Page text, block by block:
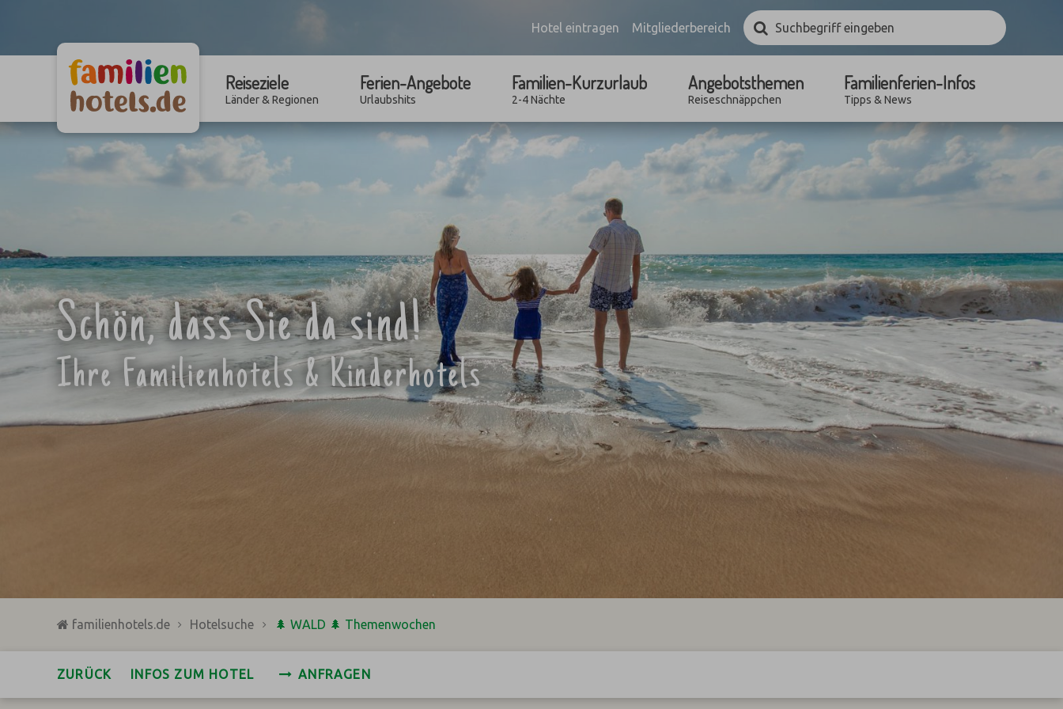
Hotel eintragen Mitgliederbereich
Suchbegriff
eingebenSuchen
Reiseziele
Länder & Regionen
Ferien-Angebote
Urlaubshits
Familien-Kurzurlaub
2-4 Nächte
Angebotsthemen
Reiseschnäppchen
Familienferien-Infos
Tipps & News
Schön, dass Sie da sind!
Ihre Familienhotels & Kinderhotels
familienhotels.de Hotelsuche 🌲 WALD 🌲 Themenwochen
ZURÜCK INFOS ZUM HOTEL ANFRAGEN